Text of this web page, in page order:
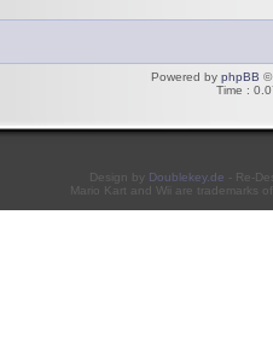
Powered by phpBB ©
Time :
Design by Doublekey.de - Re-
Mario Kart and Wii are trademarks